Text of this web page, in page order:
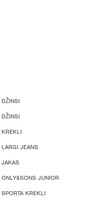
DŽINSI
DŽINSI
KREKLI
LARGI JEANS
JAKAS
ONLY&SONS JUNIOR
SPORTA KREKLI